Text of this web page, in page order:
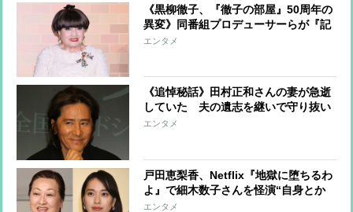
《黒柳徹子、『徹子の部屋』50周年の
異変》同番組プロデューサーらが『記
念財団』の理事を辞任 その陰で存在
エンタメ
《追悼秘話》田村正和さんの妻が急逝
していた 夫の遺志を継いで守り抜い
た「こだわりの墓」と「田村姓」
エンタメ
戸田恵梨香、Netflix『地獄に堕ちるわ
よ』で細木数子さんを怪演“自身とか
け離れた役柄”に不安も制作陣の熱意
エンタメ